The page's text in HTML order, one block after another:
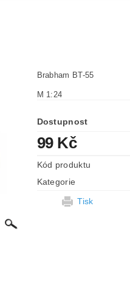
Brabham BT-55
M 1:24
Dostupnost
99 Kč
Kód produktu
Kategorie
Tisk